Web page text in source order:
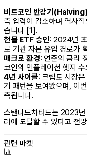
비트코인 반감기(Halving)
측 압력이 감소하며 역사
습니다 [1].
현물 ETF 승인: 2024년
로 기관 자본 유입 경로가
매크로 환경: 연준의 금리
코인의 인플레이션 헷지
4년 사이클: 크립토 시장
기 패턴을 보여왔으며, 이
측됩니다.
스탠다드차타드는 2023
러에 도달할 수 있다고 전
관련 마켓